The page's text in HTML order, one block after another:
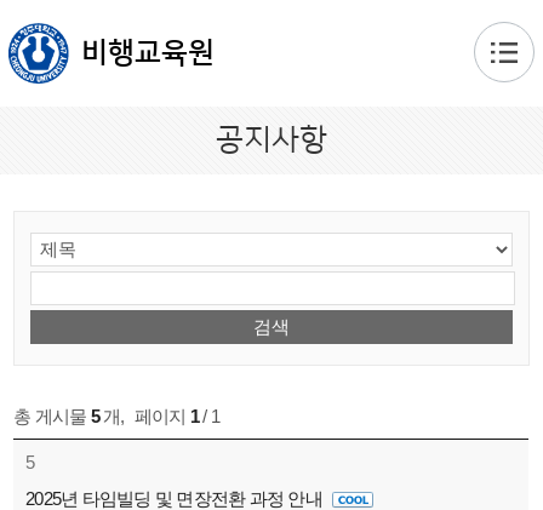
비행교육원
공지사항
총 게시물 5개, 페이지 1/ 1
5
2025년 타임빌딩 및 면장전환 과정 안내